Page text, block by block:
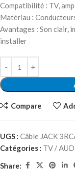
Compatibilité : TV,
Matériau :
Avantages : Son clair,
installer
Compare
UGS : Câble JACK
Catégories : TV /
Share: